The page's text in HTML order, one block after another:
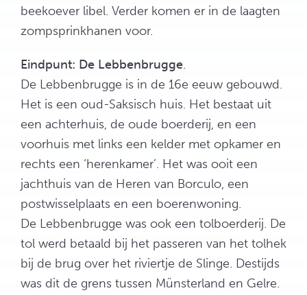
beekoever libel. Verder komen er in de laagten
zompsprinkhanen voor.
Eindpunt: De Lebbenbrugge.
De Lebbenbrugge is in de 16e eeuw gebouwd.
Het is een oud-Saksisch huis. Het bestaat uit
een achterhuis, de oude boerderij, en een
voorhuis met links een kelder met opkamer en
rechts een ‘herenkamer’. Het was ooit een
jachthuis van de Heren van Borculo, een
postwisselplaats en een boerenwoning.
De Lebbenbrugge was ook een tolboerderij. De
tol werd betaald bij het passeren van het tolhek
bij de brug over het riviertje de Slinge. Destijds
was dit de grens tussen Münsterland en Gelre.